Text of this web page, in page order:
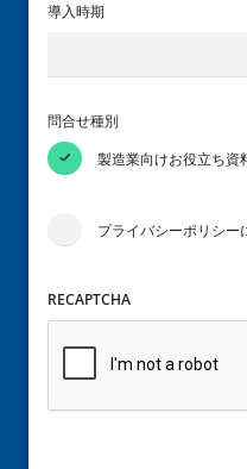
導入時期
問合せ種別
製造業向けお役立ち資
プライバシーポリシー
RECAPTCHA